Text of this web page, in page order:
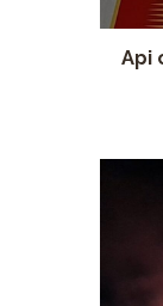
Api